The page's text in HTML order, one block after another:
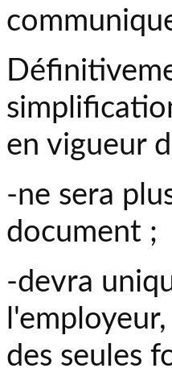
en vigueur
-ne sera
document ;
-devra
des seules